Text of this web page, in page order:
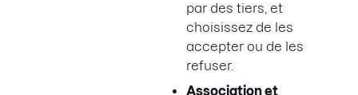
par des tiers, et
choisissez de les
accepter ou de les
refuser.
Association et